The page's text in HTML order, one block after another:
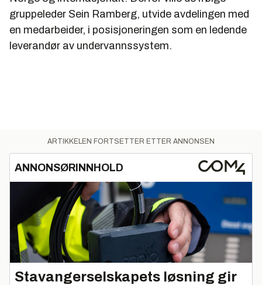
gruppeleder Sein Ramberg, utvide avdelingen med
en medarbeider, i posisjoneringen som en ledende
leverandør av undervannssystem.
ARTIKKELEN FORTSETTER ETTER ANNONSEN
ANNONSØRINNHOLD
Stavangerselskapets løsning gir